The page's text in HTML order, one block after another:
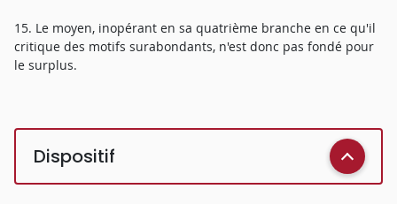
15. Le moyen, inopérant en sa quatrième branche en ce qu'il
critique des motifs surabondants, n'est donc pas fondé pour
le surplus.
Dispositif